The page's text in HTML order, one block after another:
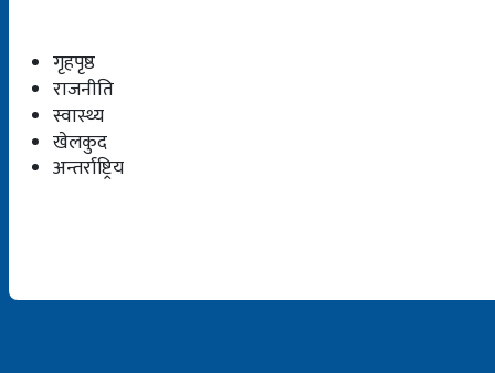
गृहपृष्ठ
राजनीति
स्वास्थ्य
खेलकुद
अन्तर्राष्ट्रिय